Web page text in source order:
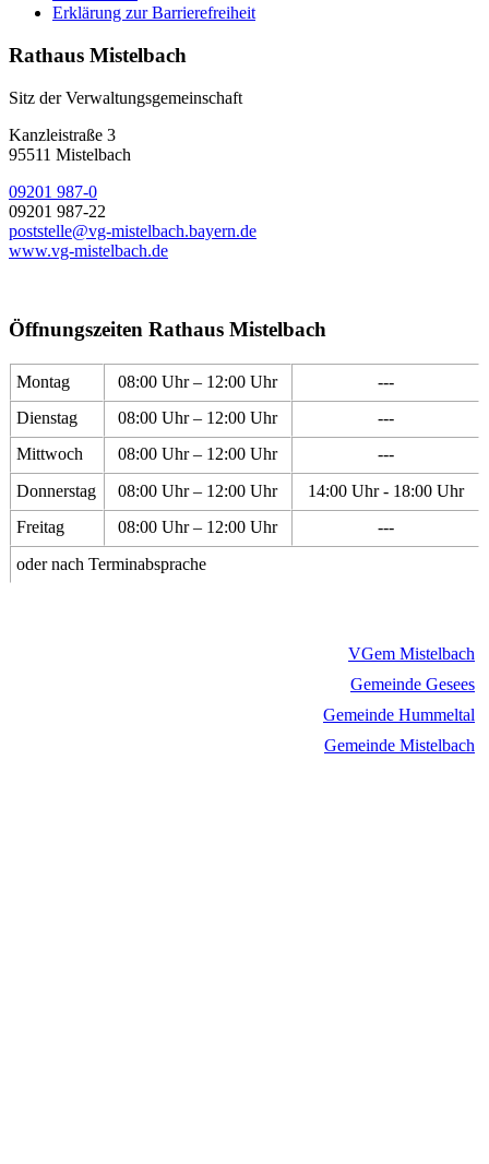
Erklärung zur Barrierefreiheit
Rathaus Mistelbach
Sitz der Verwaltungsgemeinschaft
Kanzleistraße 3
95511 Mistelbach
09201 987-0
09201 987-22
poststelle@vg-mistelbach.bayern.de
www.vg-mistelbach.de
Öffnungszeiten Rathaus Mistelbach
Montag 08:00 Uhr – 12:00 Uhr
---
Dienstag
08:00 Uhr – 12:00 Uhr
---
Mittwoch
08:00 Uhr – 12:00 Uhr
---
Donnerstag
08:00 Uhr – 12:00 Uhr
14:00 Uhr - 18:00 Uhr
Freitag
08:00 Uhr – 12:00 Uhr
---
oder nach Terminabsprache
VGem Mistelbach
Gemeinde Gesees
Gemeinde Hummeltal
Gemeinde Mistelbach